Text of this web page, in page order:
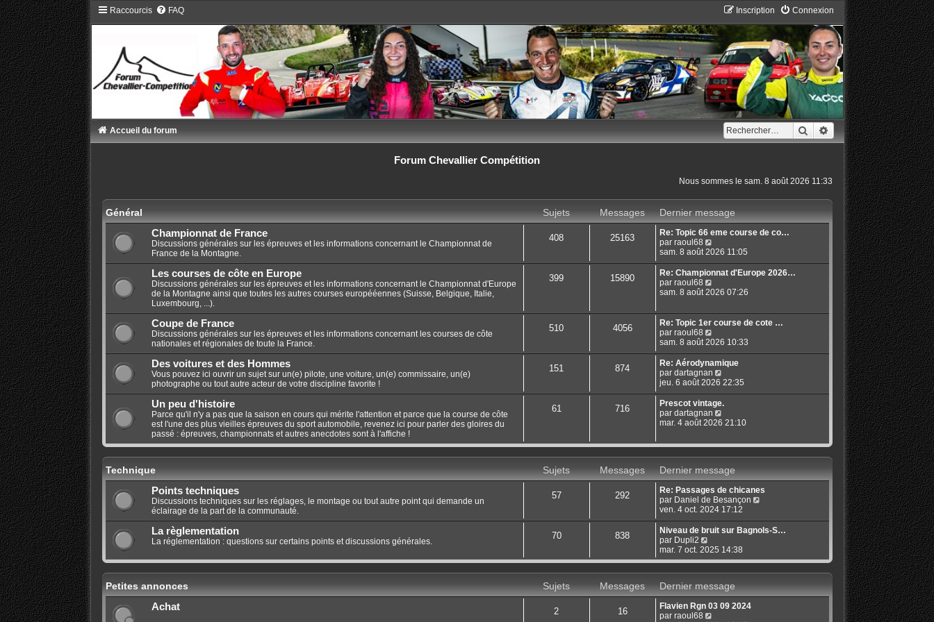
Raccourcis FAQ Connexion
Inscription
RechercherRecherche avancée
Accueil du forum
Forum Chevallier Compétition
Nous sommes le sam. 8 août 2026 11:33
Général Sujets Messages
Dernier message
Championnat de France
Discussions générales sur les épreuves et les informations concernant le Championnat de
France de la Montagne.
408 25163
Re: Topic 66 eme course de co…
par raoul68
o
n
s
l
r
e
r
n
i
e
r
m
e
s
a
e
sam. 8 août 2026 11:05
Les courses de côte en Europe
Discussions générales sur les épreuves et les informations concernant le Championnat d'Europe
de la Montagne ainsi que toutes les autres courses europééennes (Suisse, Belgique, Italie,
Luxembourg, ...).
399 15890
Re: Championnat d'Europe 2026…
par raoul68
o
s
u
t
r
l
e
r
n
i
r
m
e
s
s
a
g
e
sam. 8 août 2026 07:26
Coupe de France
Discussions générales sur les épreuves et les informations concernant les courses de côte
nationales et régionales de toute la France.
510 4056
Re: Topic 1er course de cote …
par raoul68
o
n
s
u
l
e
r
l
e
r
n
i
e
r
m
s
s
a
g
e
sam. 8 août 2026 10:33
Des voitures et des Hommes
Vous pouvez ici ouvrir un sujet sur un(e) pilote, une voiture, un(e) commissaire, un(e)
photographe ou tout autre acteur de votre discipline favorite !
151 874
Re: Aérodynamique
par dartagnan
o
n
l
r
l
e
d
e
r
n
e
m
s
a
g
e
jeu. 6 août 2026 22:35
Un peu d'histoire
Parce qu'il n'y a pas que la saison en cours qui mérite l'attention et parce que la course de côte
est l'une des plus vieilles épreuves du sport automobile, revenez ici pour parler des gloires du
passé : épreuves, championnats et autres anecdotes sont à l'affiche !
61 716
Prescot vintage.
par dartagnan
o
s
t
e
r
l
e
d
e
n
i
m
e
s
mar. 4 août 2026 21:10
Technique Sujets Messages
Dernier message
Points techniques
Discussions techniques sur les réglages, le montage ou tout autre point qui demande un
éclairage de la part de la communauté.
57 292
Re: Passages de chicanes
par Daniel de Besançon
n
s
t
l
e
ven. 4 oct. 2024 17:12
La règlementation
La réglementation : questions sur certains points et discussions générales.
70 838
Niveau de bruit sur Bagnols-S…
par Dupli2
o
n
l
t
e
r
mar. 7 oct. 2025 14:38
Petites annonces Sujets Messages
Dernier message
Achat
2 16
Flavien Rgn 03 09 2024
par raoul68